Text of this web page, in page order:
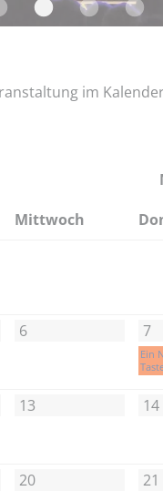
Schnupper-
im
Mittwoch Do
6 7
Ein
13 14
20 21